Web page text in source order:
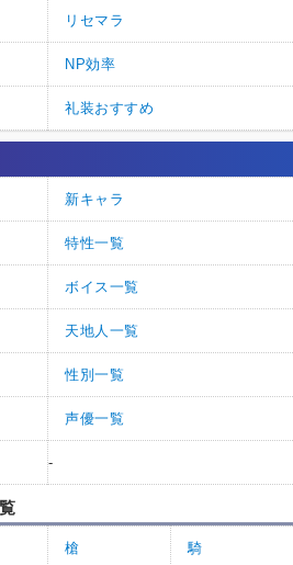
リセマラ
NP効率
礼装おすすめ
新キャラ
特性一覧
ボイス一覧
天地人一覧
性別一覧
声優一覧
-
槍 騎